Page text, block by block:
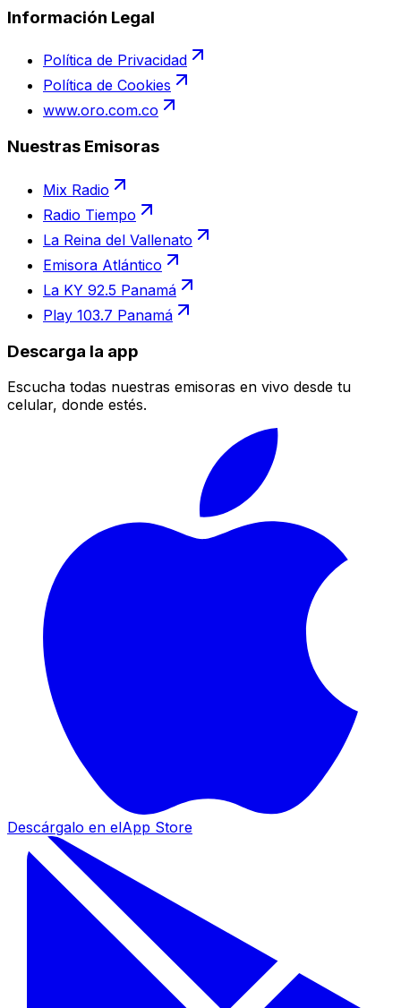
Información Legal
Política de Privacidad
Política de Cookies
www.oro.com.co
Nuestras Emisoras
Mix Radio
Radio Tiempo
La Reina del Vallenato
Emisora Atlántico
La KY 92.5 Panamá
Play 103.7 Panamá
Descarga la app
Escucha todas nuestras emisoras en vivo desde tu
celular, donde estés.
Descárgalo en elApp Store